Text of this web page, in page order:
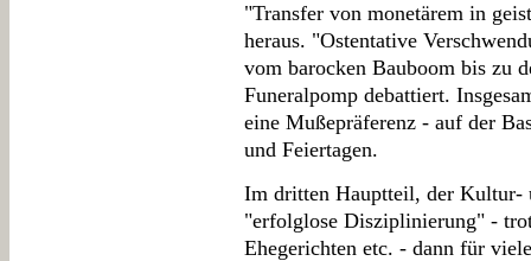
"Transfer von monetärem in
heraus. "Ostentative
vom barocken Bauboom bis zu
Funeralpomp debattiert.
eine Mußepräferenz - auf der
und Feiertagen.
Im dritten Hauptteil, der Kultur-
"erfolglose Disziplinierung" -
Ehegerichten etc. - dann für